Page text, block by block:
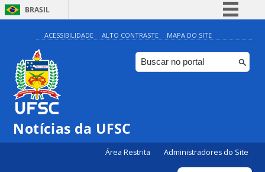
BRASIL
Simplifique!
Comunica BR
Participe
ACESSIBILIDADE ALTO CONTRASTE MAPA DO SITE
Notícias da UFSC
Área Restrita Administradores do Site